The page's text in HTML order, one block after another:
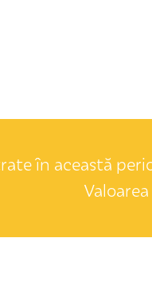
în această